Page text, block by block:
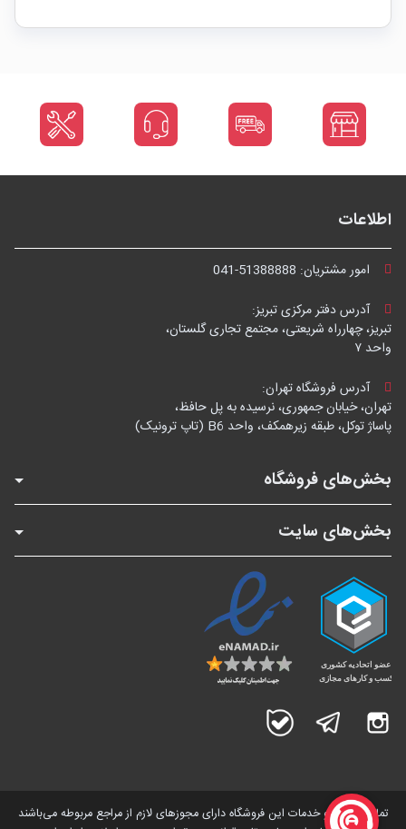
اطلاعات
امور مشتریان: 041-51388888
آدرس دفتر مرکزی تبریز:
تبریز، چهارراه شریعتی، مجتمع تجاری گلستان،
واحد ۷
آدرس فروشگاه تهران:
تهران، خیابان جمهوری، نرسیده به پل حافظ،
پاساژ توکل، طبقه زیرهمکف، واحد B6 (تاپ ترونیک)
بخش‌های فروشگاه
بخش‌های سایت
اینستاگرام تلگرام
تمامی کالاها و خدمات این فروشگاه دارای مجوز‌های لازم از مراجع مربوطه می‌باشند